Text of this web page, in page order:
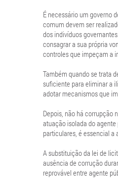
É necessário um governo
comum devem ser
dos indivíduos
consagrar a sua própria
controles que impeçam a
Também quando se trata
suficiente para eliminar a
adotar mecanismos que
Depois, não há corrupção
atuação isolada do
particulares, é essencial
A substituição da lei de
ausência de corrução
reprovável entre agente